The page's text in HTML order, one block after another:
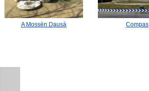
A Mossèn Dausà Compas